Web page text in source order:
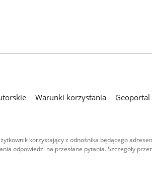
Warunki korzystania
Geoportal
korzystający z odnośnika będącego
odpowiedzi na przesłane pytania. Szczegóły
są
samych
audio i wideo,